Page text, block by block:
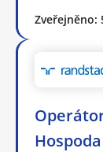
Zveřejněno: